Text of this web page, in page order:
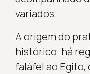
variados.
A origem do
histórico: há
faláfel ao Egito,